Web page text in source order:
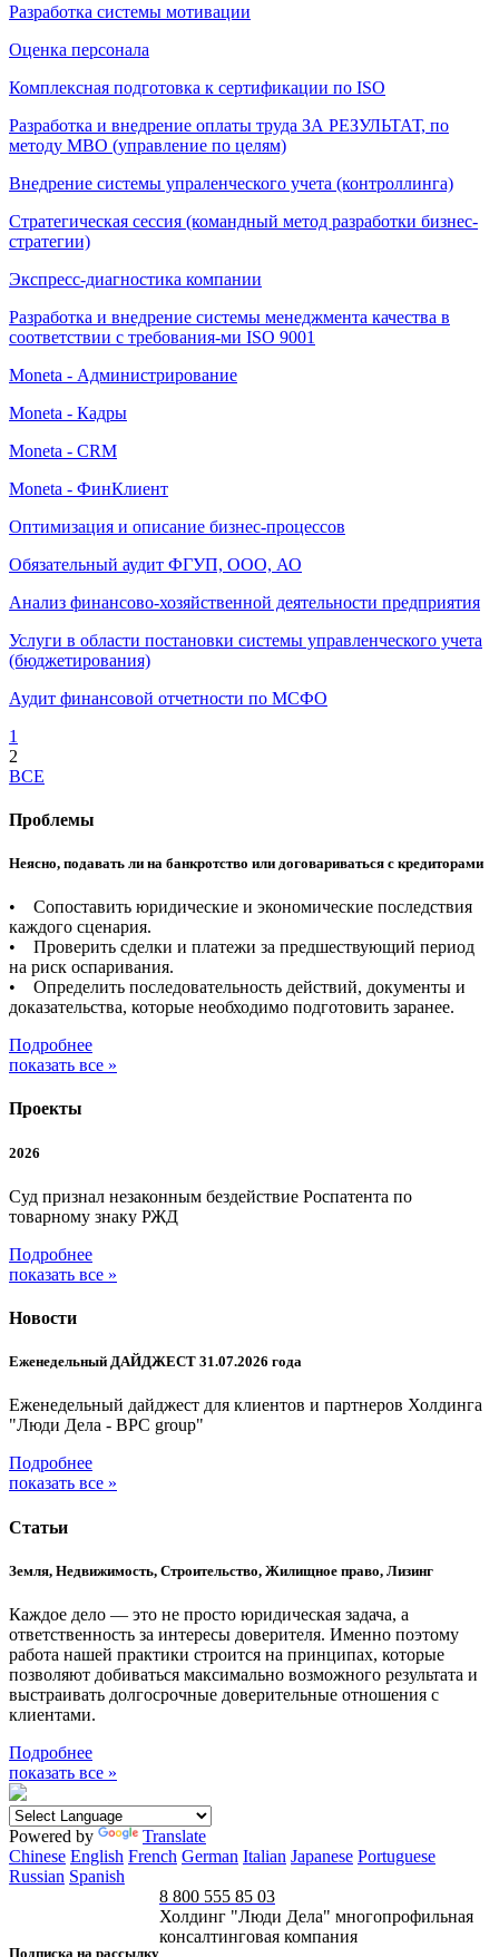
Разработка системы мотивации
Оценка персонала
Комплексная подготовка к сертификации по ISO
Разработка и внедрение оплаты труда ЗА РЕЗУЛЬТАТ, по
методу МВО (управление по целям)
Внедрение системы упраленческого учета (контроллинга)
Стратегическая сессия (командный метод разработки бизнес-
стратегии)
Экспресс-диагностика компании
Разработка и внедрение системы менеджмента качества в
соответствии с требования-ми ISO 9001
Moneta - Администрирование
Moneta - Кадры
Moneta - CRM
Moneta - ФинКлиент
Оптимизация и описание бизнес-процессов
Обязательный аудит ФГУП, ООО, АО
Анализ финансово-хозяйственной деятельности предприятия
Услуги в области постановки системы управленческого учета
(бюджетирования)
Аудит финансовой отчетности по МСФО
1
2
ВСЕ
Проблемы
Неясно, подавать ли на банкротство или договариваться с кредиторами
• Сопоставить юридические и экономические последствия
каждого сценария.
• Проверить сделки и платежи за предшествующий период
на риск оспаривания.
• Определить последовательность действий, документы и
доказательства, которые необходимо подготовить заранее.
Подробнее
показать все »
Проекты
2026
Суд признал незаконным бездействие Роспатента по
товарному знаку РЖД
Подробнее
показать все »
Новости
Еженедельный ДАЙДЖЕСТ 31.07.2026 года
Еженедельный дайджест для клиентов и партнеров Холдинга
"Люди Дела - BPC group"
Подробнее
показать все »
Статьи
Земля, Недвижимость, Строительство, Жилищное право, Лизинг
Каждое дело — это не просто юридическая задача, а
ответственность за интересы доверителя. Именно поэтому
работа нашей практики строится на принципах, которые
позволяют добиваться максимально возможного результата и
выстраивать долгосрочные доверительные отношения с
клиентами.
Подробнее
показать все »
Powered by
Translate
Chinese English French German Italian Japanese Portuguese
Russian Spanish
Подписка на рассылку
8 800 555 85 03
Холдинг "Люди Дела" многопрофильная
консалтинговая компания